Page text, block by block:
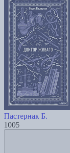
Пастернак Б.
1005